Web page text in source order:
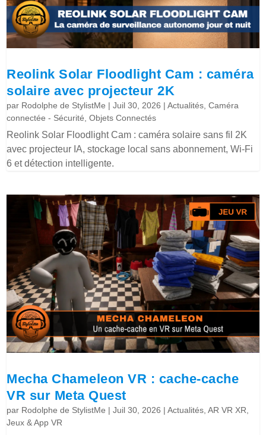
Reolink Solar Floodlight Cam : caméra
solaire avec projecteur 2K
par Rodolphe de StylistMe |Juil 30, 2026 |Actualités ,Caméra
connectée - Sécurité ,Objets Connectés
Reolink Solar Floodlight Cam : caméra solaire sans fil 2K
avec projecteur IA, stockage local sans abonnement, Wi-Fi
6 et détection intelligente.
Mecha Chameleon VR : cache-cache
VR sur Meta Quest
par Rodolphe de StylistMe |Juil 30, 2026 |Actualités ,AR VR XR
Jeux & App VR